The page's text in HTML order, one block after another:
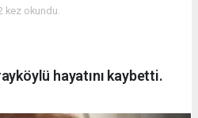
kez okundu.
hayatını kaybetti.